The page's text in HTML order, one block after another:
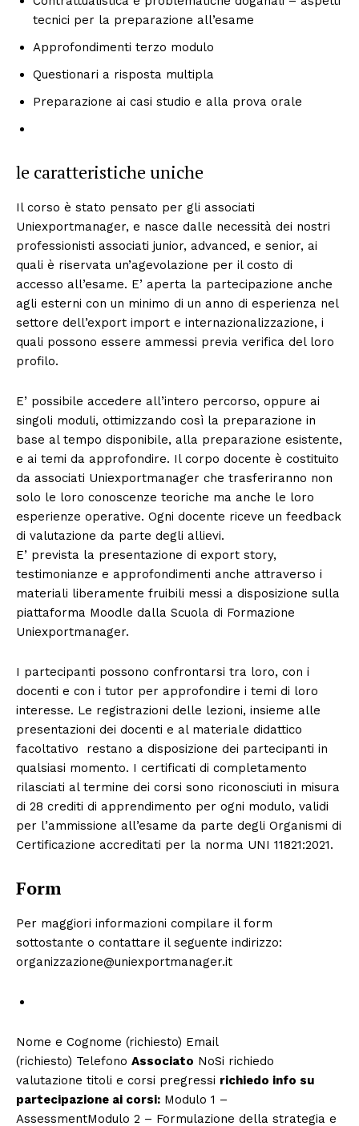
Condividi
Menu
AREEINTERNE
Canale TV 70/80/90
CONTENUTI
ECONOMIA
Esclusive
SPORT
tecnici per la preparazione all’esame
Approfondimenti terzo modulo
Questionari a risposta multipla
Preparazione ai casi studio e alla prova orale
le caratteristiche uniche
Il corso è stato pensato per gli associati
Uniexportmanager, e nasce dalle necessità dei nostri
professionisti associati junior, advanced, e senior, ai
quali è riservata un’agevolazione per il costo di
accesso all’esame. E’ aperta la partecipazione anche
agli esterni con un minimo di un anno di esperienza nel
settore dell’export import e internazionalizzazione, i
quali possono essere ammessi previa verifica del loro
profilo.
E’ possibile accedere all’intero percorso, oppure ai
singoli moduli, ottimizzando così la preparazione in
base al tempo disponibile, alla preparazione esistente,
e ai temi da approfondire. Il corpo docente è costituito
da associati Uniexportmanager che trasferiranno non
solo le loro conoscenze teoriche ma anche le loro
esperienze operative. Ogni docente riceve un feedback
di valutazione da parte degli allievi.
E’ prevista la presentazione di export story,
testimonianze e approfondimenti anche attraverso i
materiali liberamente fruibili messi a disposizione sulla
piattaforma Moodle dalla Scuola di Formazione
Uniexportmanager.
I partecipanti possono confrontarsi tra loro, con i
docenti e con i tutor per approfondire i temi di loro
interesse. Le registrazioni delle lezioni, insieme alle
presentazioni dei docenti e al materiale didattico
facoltativo restano a disposizione dei partecipanti in
qualsiasi momento. I certificati di completamento
rilasciati al termine dei corsi sono riconosciuti in misura
di 28 crediti di apprendimento per ogni modulo, validi
per l’ammissione all’esame da parte degli Organismi di
Certificazione accreditati per la norma UNI 11821:2021.
Form
Per maggiori informazioni compilare il form
sottostante o contattare il seguente indirizzo:
organizzazione@uniexportmanager.it
Nome e Cognome (richiesto) Email
(richiesto) Telefono Associato NoSi richiedo
valutazione titoli e corsi pregressi richiedo info su
partecipazione ai corsi: Modulo 1 –
AssessmentModulo 2 – Formulazione della strategia e